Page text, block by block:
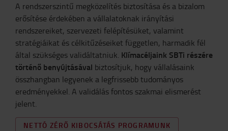
A rendszerszintű megközelítés biztosítása és a bizalom
erősítése érdekében a vállalatoknak irányítási
rendszereiket, szervezeti felépítésüket, valamint
stratégiáikat és célkitűzéseiket független, harmadik fél
által szükséges validáltatniuk. Klímacéljaink SBTi részére
történő benyújtásával biztosítjuk, hogy vállalásaink
összhangban legyenek a legfrissebb tudományos
eredményekkel. A validálás fontos szakmai elismerést
jelent.
NETTÓ ZÉRŐ KIBOCSÁTÁS PROGRAMUNK